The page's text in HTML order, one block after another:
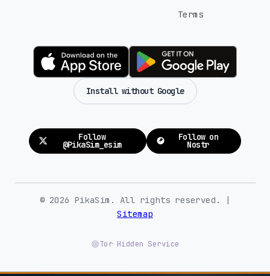
Terms
Install without Google
Follow
@PikaSim_esim
Follow on
Nostr
© 2026 PikaSim. All rights reserved. |
Sitemap
Tor Hidden Service